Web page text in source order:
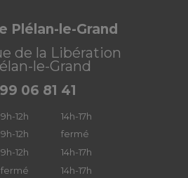
Plélan-le-Grand
de la Libération
le-Grand
06 81 41
9h-12h
14h-17h
9h-12h
fermé
9h-12h
14h-17h
fermé
14h-17h